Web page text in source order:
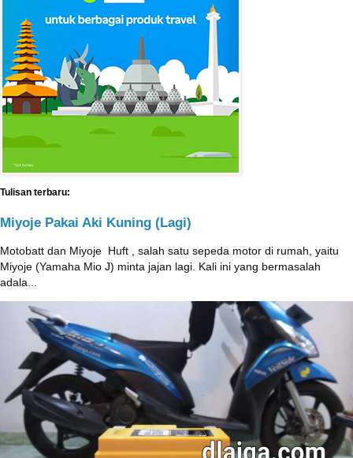
Tulisan terbaru:
Miyoje Pakai Aki Kuning (Lagi)
Motobatt dan Miyoje ‎ Huft , salah satu sepeda motor di rumah, yaitu
Miyoje (Yamaha Mio J) minta jajan lagi. Kali ini yang bermasalah
adala...